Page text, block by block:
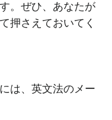
。ぜひ、あなたが
押さえておいてく
は、英文法のメー